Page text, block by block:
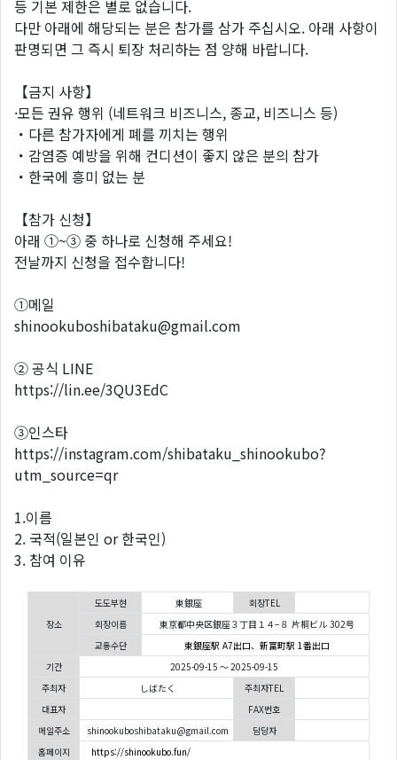
등 기본 제한은 별로 없습니다.
다만 아래에 해당되는 분은 참가를 삼가 주십시오. 아래 사항이
판명되면 그 즉시 퇴장 처리하는 점 양해 바랍니다.
【금지 사항】
·모든 권유 행위 (네트워크 비즈니스, 종교, 비즈니스 등)
・다른 참가자에게 폐를 끼치는 행위
・감염증 예방을 위해 컨디션이 좋지 않은 분의 참가
・한국에 흥미 없는 분
【참가 신청】
아래 ①~③ 중 하나로 신청해 주세요!
전날까지 신청을 접수합니다!
①메일
shinookuboshibataku@gmail.com
② 공식 LINE
https://lin.ee/3QU3EdC
③인스타
https://instagram.com/shibataku_shinookubo?
utm_source=qr
1.이름
2. 국적(일본인 or 한국인)
3. 참여 이유
장소
도도부현 東銀座
회장TEL
회장이름
東京都中央区銀座３丁目１４−８ 片桐ビル 302号
교통수단
東銀座駅 A7出口、新富町駅 1番出口
기간
2025-09-15 ～ 2025-09-15
주최자
しばたく
주최자TEL
대표자
FAX번호
메일주소
shinookuboshibataku@gmail.com
담당자
홈페이지
https://shinookubo.fun/